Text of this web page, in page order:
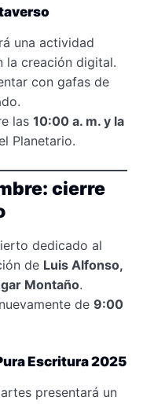
una actividad
la creación digital.
con gafas de
las 10:00 a. m. y la
Planetario.
cierre
dedicado al
de Luis Alfonso,
Montaño.
de 9:00
Escritura 2025
presentará un